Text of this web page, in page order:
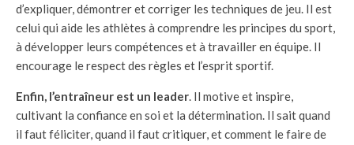
d’expliquer, démontrer et corriger les techniques de jeu. Il est
celui qui aide les athlètes à comprendre les principes du sport,
à développer leurs compétences et à travailler en équipe. Il
encourage le respect des règles et l’esprit sportif.
Enfin, l’entraîneur est un leader . Il motive et inspire,
cultivant la confiance en soi et la détermination. Il sait quand
il faut féliciter, quand il faut critiquer, et comment le faire de